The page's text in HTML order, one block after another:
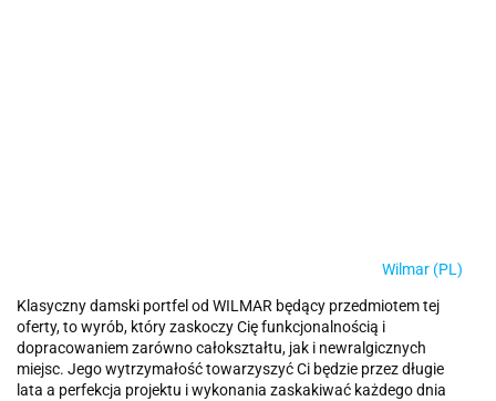
Wilmar (PL)
Klasyczny damski portfel od WILMAR będący przedmiotem tej
oferty, to wyrób, który zaskoczy Cię funkcjonalnością i
dopracowaniem zarówno całokształtu, jak i newralgicznych
miejsc. Jego wytrzymałość towarzyszyć Ci będzie przez długie
lata a perfekcja projektu i wykonania zaskakiwać każdego dnia